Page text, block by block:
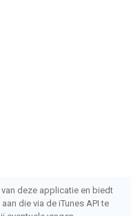
deze applicatie en biedt
die via de iTunes API te